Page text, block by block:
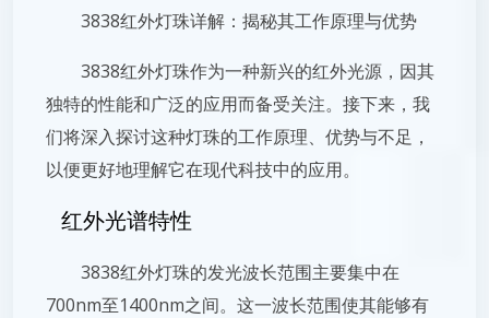
3838红外灯珠详解：揭秘其工作原理与优势
3838红外灯珠作为一种新兴的红外光源，因其
独特的性能和广泛的应用而备受关注。接下来，我
们将深入探讨这种灯珠的工作原理、优势与不足，
以便更好地理解它在现代科技中的应用。
红外光谱特性
3838红外灯珠的发光波长范围主要集中在
700nm至1400nm之间。这一波长范围使其能够有